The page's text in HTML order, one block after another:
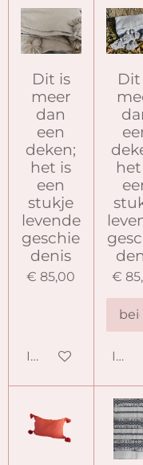
Dit is
meer
dan
een
deken;
het is
een
stukje
levende
geschie
denis
€ 85,00
In winkelwagen
Dit
€
In